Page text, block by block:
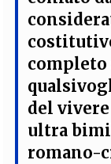
del
ultra
romano-